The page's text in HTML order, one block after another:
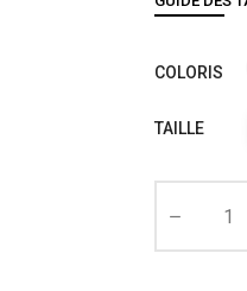
COLORIS
TAILLE